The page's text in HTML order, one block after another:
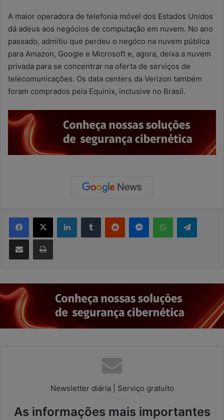
A maior operadora de telefonia móvel dos Estados Unidos
dá adeus aos negócios de computação em nuvem. No ano
passado, admitiu que perdeu o negóco na nuvem pública
para Amazon, Google e Microsoft e, agora, deixa a nuvem
privada para se concentrar na oferta de serviços de
telecomunicações. Os data centers da Verizon também
foram comprados pela Equinix, inclusive no Brasil.
Newsletter diária | Serviço gratuito
As informações mais importantes